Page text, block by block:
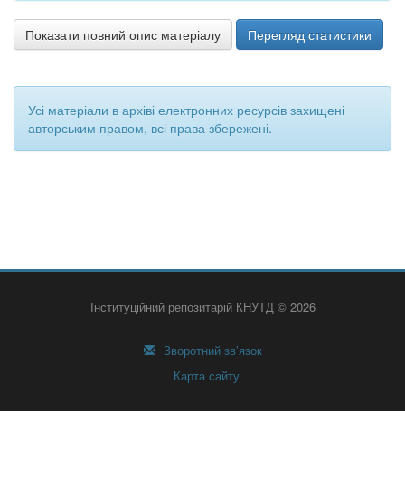
Показати повний опис матеріалу Перегляд статистики
Усі матеріали в архіві електронних ресурсів захищені
авторським правом, всі права збережені.
Інституційний репозитарій КНУТД © 2026
Зворотний зв’язок
Карта сайту